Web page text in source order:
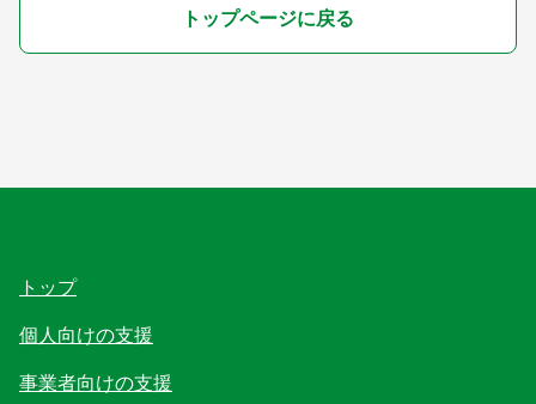
トップページに戻る
トップ
個人向けの支援
事業者向けの支援